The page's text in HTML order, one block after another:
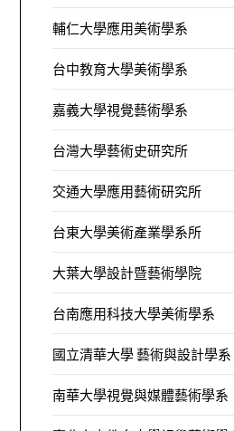
輔仁大學應用美術學系
台中教育大學美術學系
嘉義大學視覺藝術學系
台灣大學藝術史研究所
交通大學應用藝術研究所
台東大學美術產業學系所
大葉大學設計暨藝術學院
台南應用科技大學美術學系
國立清華大學 藝術與設計學系
南華大學視覺與媒體藝術學系